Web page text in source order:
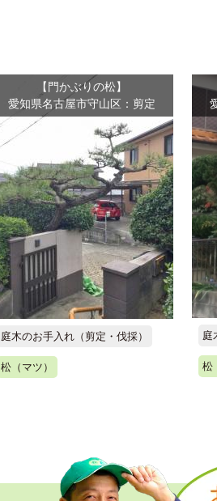
【門かぶりの松】
愛知県名古屋市守山区：剪定
庭木のお手入れ（剪定・伐採）
松（マツ）
庭
松